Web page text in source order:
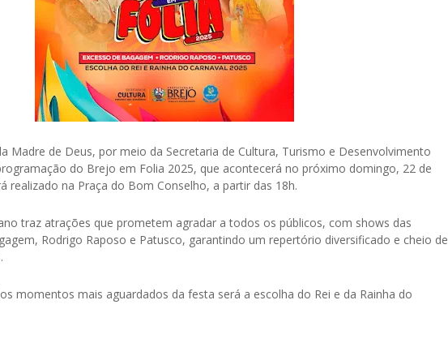
Madre de Deus, por meio da Secretaria de Cultura, Turismo e Desenvolvimento
do Brejo em Folia 2025, que acontecerá no próximo domingo, 22 de
realizado na Praça do Bom Conselho, a partir das 18h.
traz atrações que prometem agradar a todos os públicos, com shows das
Rodrigo Raposo e Patusco, garantindo um repertório diversificado e cheio de
momentos mais aguardados da festa será a escolha do Rei e da Rainha do